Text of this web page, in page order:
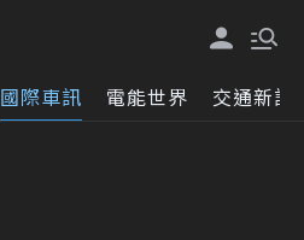
國際車訊 電能世界 交通新訊